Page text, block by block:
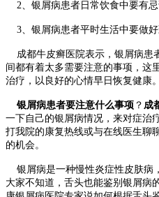
2、银屑病患者日常饮食中要有忌
3、银屑病患者平时生活中要做好
成都牛皮癣医院表示，银屑病患
间都有着太多需要注意的事项，这
治疗，以良好的心情早日恢复健康。
银屑病患者要注意什么事项 ？ 成
一下自己的银屑病情况，来对症治
打我院的康复热线或与在线医生聊
的机会。
银屑病是一种慢性炎症性皮肤病
大家不知道，舌头也能鉴别银屑病